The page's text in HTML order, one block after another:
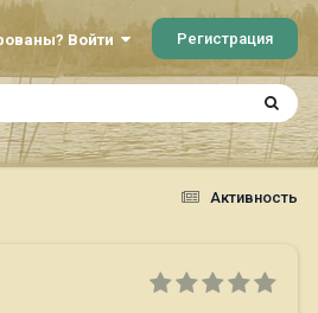
Войти Регистрация
Активность